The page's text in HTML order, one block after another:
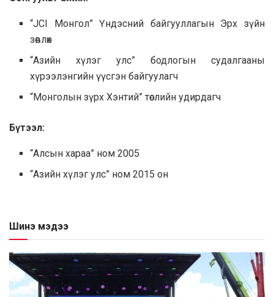
“JCI Монгол” Үндэсний байгууллагын Эрх зүйн
зөвлөх
“Азийн хүлэг улс” бодлогын судалгааны
хүрээлэнгийн үүсгэн байгуулагч
“Монголын зүрх Хэнтий” төслийн удирдагч
Бүтээл:
“Алсын хараа” ном 2005
“Азийн хүлэг улс” ном 2015 он
Шинэ мэдээ